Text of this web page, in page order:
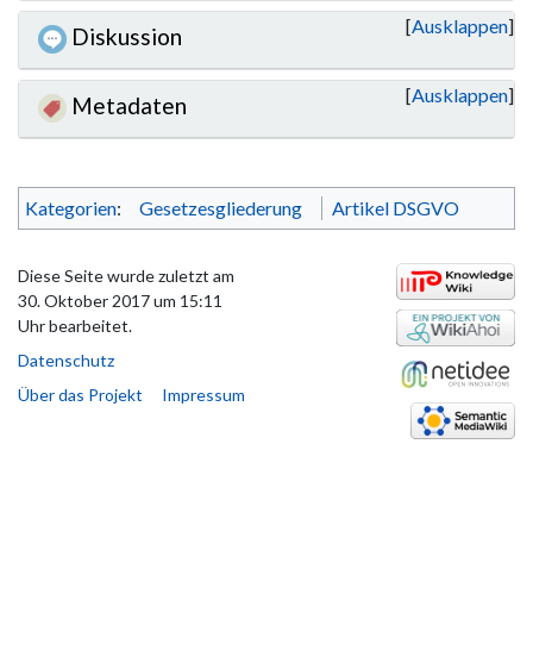
Ausklappen
Diskussion
Ausklappen
Metadaten
Kategorien: Gesetzesgliederung Artikel DSGVO
Diese Seite wurde zuletzt am
30. Oktober 2017 um 15:11
Uhr bearbeitet.
Datenschutz
Über das Projekt
Impressum